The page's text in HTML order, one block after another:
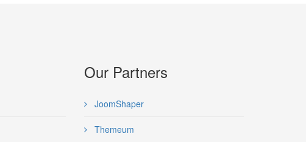
Our Partners
JoomShaper
Themeum